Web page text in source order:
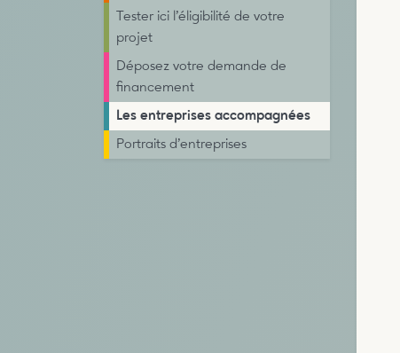
Tester ici l’éligibilité de votre
projet
Déposez votre demande de
financement
Les entreprises accompagnées
Portraits d’entreprises